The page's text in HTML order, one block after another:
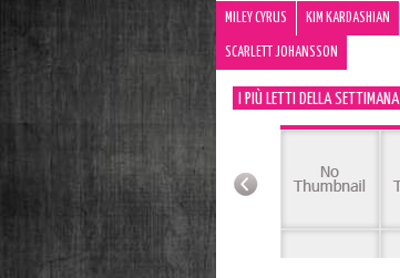
MILEY CYRUS KIM KARDASHIAN
SCARLETT JOHANSSON
I PIÙ LETTI DELLA SETTIMANA